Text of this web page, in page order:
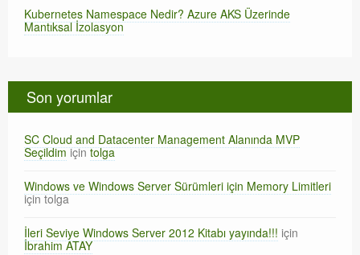
Kubernetes Namespace Nedir? Azure AKS Üzerinde
Mantıksal İzolasyon
Son yorumlar
SC Cloud and Datacenter Management Alanında MVP
Seçildimiçintolga
Windows ve Windows Server Sürümleri için Memory Limitleri
içintolga
İleri Seviye Windows Server 2012 Kitabı yayında!!! için
İbrahim ATAY